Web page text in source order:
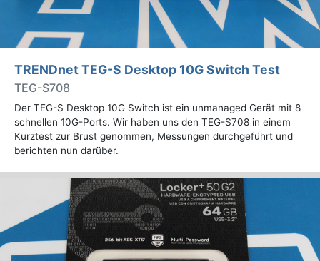
TRENDnet TEG-S Desktop 10G Switch Test
TEG-S708
Der TEG-S Desktop 10G Switch ist ein unmanaged Gerät mit 8
schnellen 10G-Ports. Wir haben uns den TEG-S708 in einem
Kurztest zur Brust genommen, Messungen durchgeführt und
berichten nun darüber.